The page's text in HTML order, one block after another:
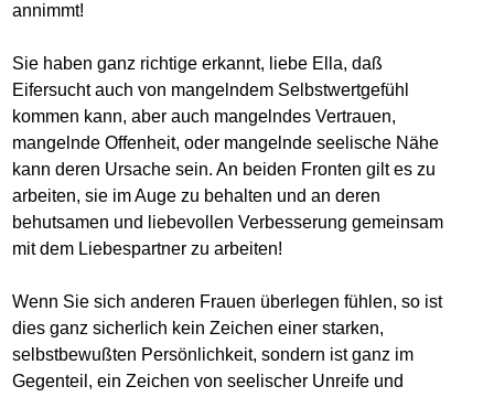
annimmt!
Sie haben ganz richtige erkannt, liebe Ella, daß
Eifersucht auch von mangelndem Selbstwertgefühl
kommen kann, aber auch mangelndes Vertrauen,
mangelnde Offenheit, oder mangelnde seelische Nähe
kann deren Ursache sein. An beiden Fronten gilt es zu
arbeiten, sie im Auge zu behalten und an deren
behutsamen und liebevollen Verbesserung gemeinsam
mit dem Liebespartner zu arbeiten!
Wenn Sie sich anderen Frauen überlegen fühlen, so ist
dies ganz sicherlich kein Zeichen einer starken,
selbstbewußten Persönlichkeit, sondern ist ganz im
Gegenteil, ein Zeichen von seelischer Unreife und